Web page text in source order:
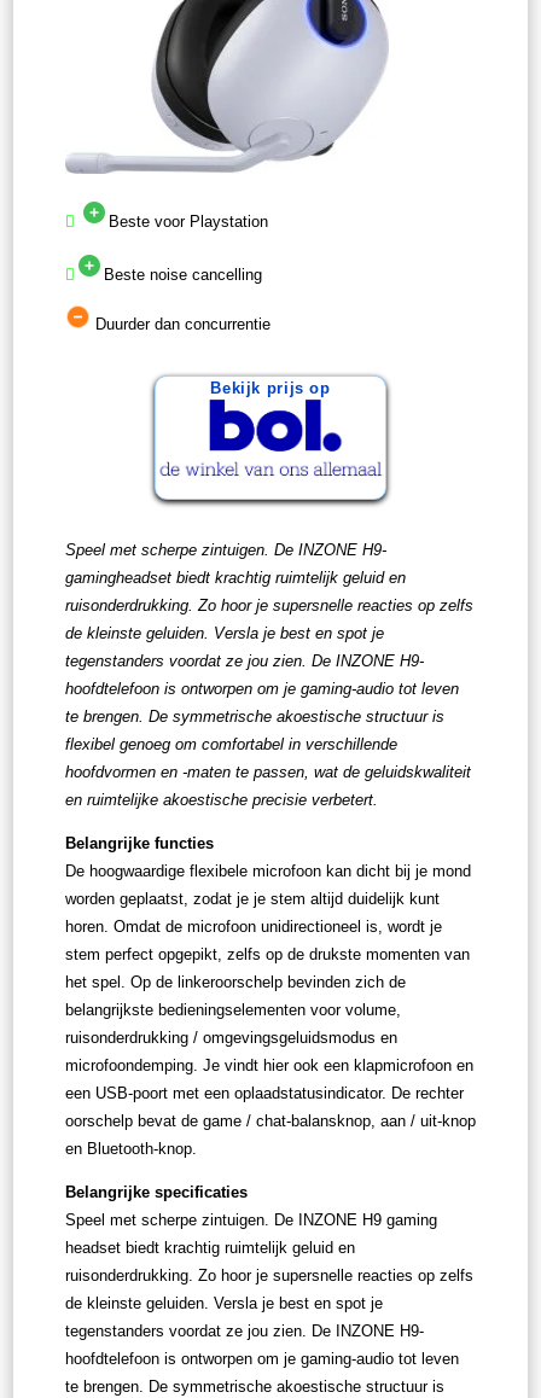
Beste voor Playstation
Beste noise cancelling
Duurder dan concurrentie
Bekijk prijs op
Speel met scherpe zintuigen. De INZONE H9-
gamingheadset biedt krachtig ruimtelijk geluid en
ruisonderdrukking. Zo hoor je supersnelle reacties op zelfs
de kleinste geluiden. Versla je best en spot je
tegenstanders voordat ze jou zien. De INZONE H9-
hoofdtelefoon is ontworpen om je gaming-audio tot leven
te brengen. De symmetrische akoestische structuur is
flexibel genoeg om comfortabel in verschillende
hoofdvormen en -maten te passen, wat de geluidskwaliteit
en ruimtelijke akoestische precisie verbetert.
Belangrijke functies
De hoogwaardige flexibele microfoon kan dicht bij je mond
worden geplaatst, zodat je je stem altijd duidelijk kunt
horen. Omdat de microfoon unidirectioneel is, wordt je
stem perfect opgepikt, zelfs op de drukste momenten van
het spel. Op de linkeroorschelp bevinden zich de
belangrijkste bedieningselementen voor volume,
ruisonderdrukking / omgevingsgeluidsmodus en
microfoondemping. Je vindt hier ook een klapmicrofoon en
een USB-poort met een oplaadstatusindicator. De rechter
oorschelp bevat de game / chat-balansknop, aan / uit-knop
en Bluetooth-knop.
Belangrijke specificaties
Speel met scherpe zintuigen. De INZONE H9 gaming
headset biedt krachtig ruimtelijk geluid en
ruisonderdrukking. Zo hoor je supersnelle reacties op zelfs
de kleinste geluiden. Versla je best en spot je
tegenstanders voordat ze jou zien. De INZONE H9-
hoofdtelefoon is ontworpen om je gaming-audio tot leven
te brengen. De symmetrische akoestische structuur is